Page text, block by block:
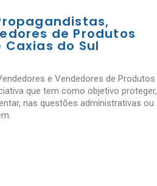
de Produtos
do Sul
e Vendedores de Produtos
que tem como objetivo proteger,
nas questões administrativas ou